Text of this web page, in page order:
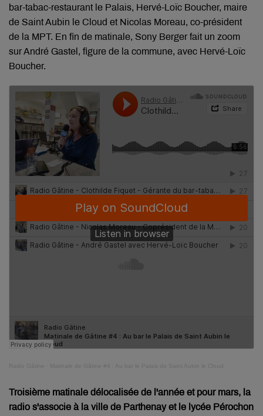
bar-tabac-restaurant le Palais, Hervé-Loïc Boucher, maire
de Saint Aubin le Cloud et Nicolas Moreau, co-président
de la MPT. En fin de matinale, Sony Berger fait un zoom
sur André Gastel, figure de la commune, avec Hervé-Loïc
Boucher.
Radio Gâtine Matinale de Gâtine #4 : Au bar le Palais de Saint Aubin le Cloud
Troisième matinale délocalisée de l'année et pour mars, la
radio s'associe à la ville de Parthenay et le lycée Pérochon